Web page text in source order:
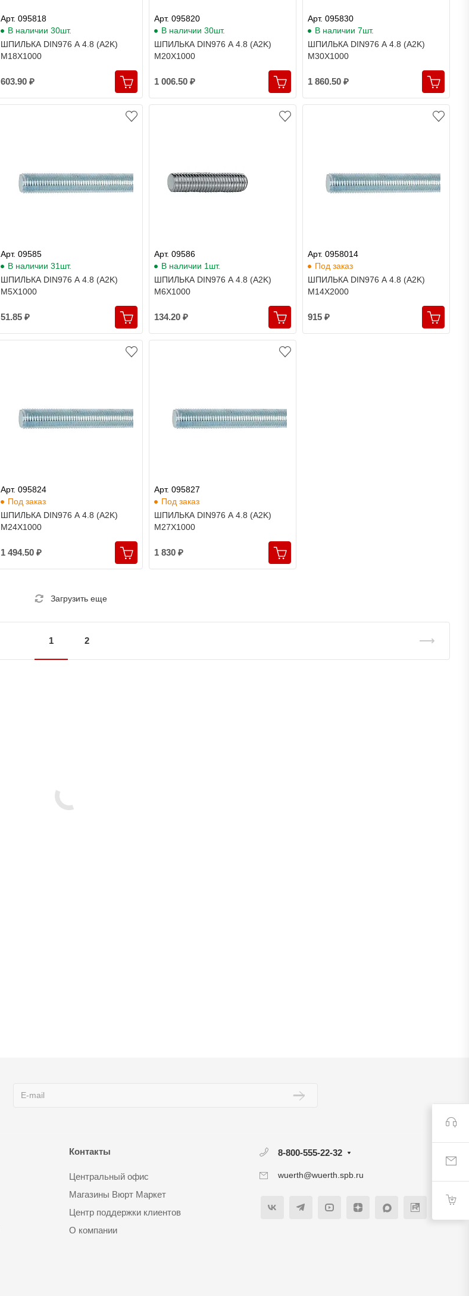
Арт. 095818
В наличии 30шт.
ШПИЛЬКА DIN976 A 4.8 (A2K)
M18X1000
603.90 ₽
Арт. 095820
В наличии 30шт.
ШПИЛЬКА DIN976 A 4.8 (A2K)
M20X1000
1 006.50 ₽
Арт. 095830
В наличии 7шт.
ШПИЛЬКА DIN976 A 4.8 (A2K)
M30X1000
1 860.50 ₽
Арт. 09585
В наличии 31шт.
ШПИЛЬКА DIN976 A 4.8 (A2K)
M5X1000
51.85 ₽
Арт. 09586
В наличии 1шт.
ШПИЛЬКА DIN976 A 4.8 (A2K)
M6X1000
134.20 ₽
Арт. 0958014
Под заказ
ШПИЛЬКА DIN976 A 4.8 (A2K)
M14X2000
915 ₽
Арт. 095824
Под заказ
ШПИЛЬКА DIN976 A 4.8 (A2K)
M24X1000
1 494.50 ₽
Арт. 095827
Под заказ
ШПИЛЬКА DIN976 A 4.8 (A2K)
M27X1000
1 830 ₽
Загрузить еще
1 2
Контакты
Центральный офис
Магазины Вюрт Маркет
Центр поддержки клиентов
О компании
8-800-555-22-32
wuerth@wuerth.spb.ru